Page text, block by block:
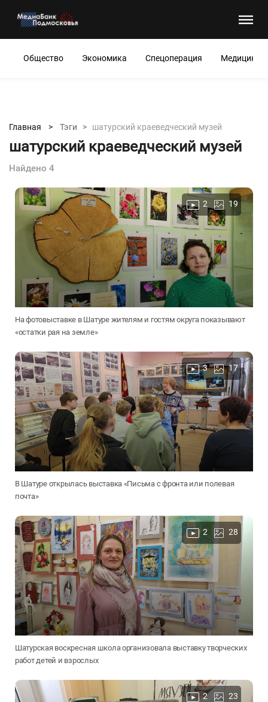
Общество Экономика Спецоперация Медицина
Главная > Тэги > шатурский краеведческий музей
шатурский краеведческий музей
Найдено 4
2 19
На фотовыставке в Шатуре жителям и гостям округа показывают
«остатки рая на земле»
3 17
В Шатуре открылась выставка «Письма с фронта или полевая
почта»
2 28
Шатурская воскресная школа организовала выставку творческих
работ детей и взрослых
2 23